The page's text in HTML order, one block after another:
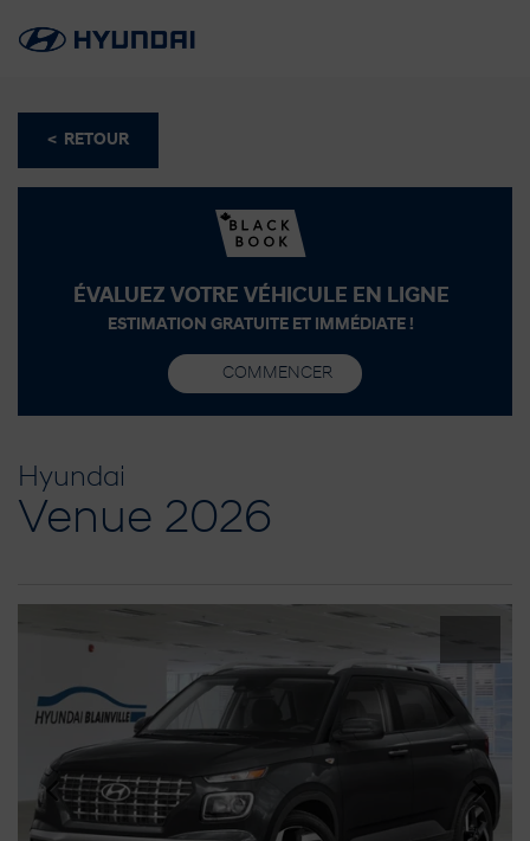
< RETOUR
ÉVALUEZ VOTRE VÉHICULE EN LIGNE
ESTIMATION GRATUITE ET IMMÉDIATE !
COMMENCER
Hyundai
Venue 2026